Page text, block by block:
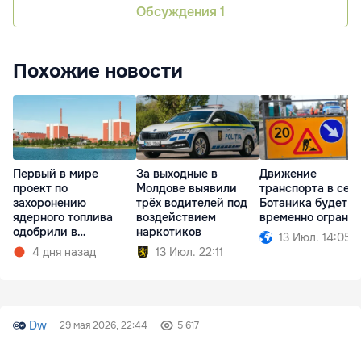
Обсуждения 1
Похожие новости
Первый в мире
проект по
захоронению
ядерного топлива
одобрили в
Финляндии
4 дня назад
За выходные в
Молдове выявили
трёх водителей под
воздействием
наркотиков
13 Июл. 22:11
Движение
транспорта в
Ботаника будет
временно
13 Июл. 14:05
Dw 29 мая 2026, 22:44 5 617